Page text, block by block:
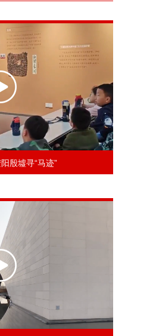
殷墟寻“马迹”